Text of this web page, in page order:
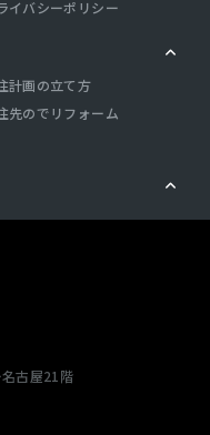
イバシーポリシー
計画の立て方
先のでリフォーム
古屋21階